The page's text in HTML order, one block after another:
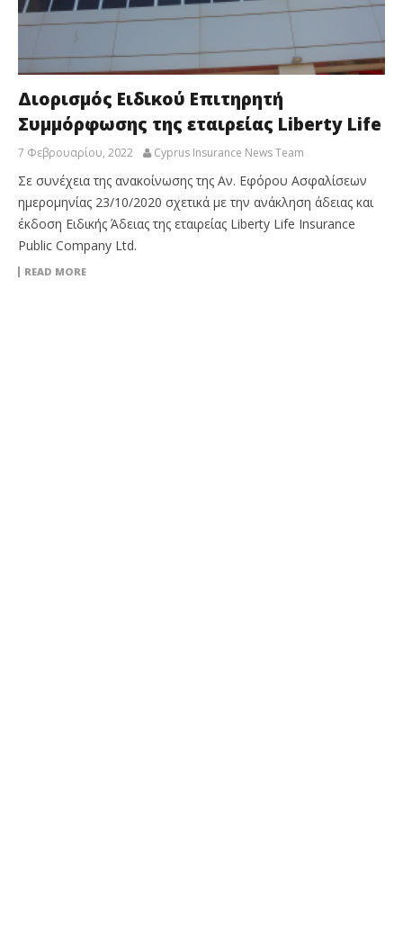
Διορισμός Ειδικού Επιτηρητή
Συμμόρφωσης της εταιρείας Liberty Life
7 Φεβρουαρίου, 2022 Cyprus Insurance News Team
Σε συνέχεια της ανακοίνωσης της Αν. Εφόρου Ασφαλίσεων
ημερομηνίας 23/10/2020 σχετικά με την ανάκληση άδειας και
έκδοση Ειδικής Άδειας της εταιρείας Liberty Life Insurance
Public Company Ltd.
READ MORE